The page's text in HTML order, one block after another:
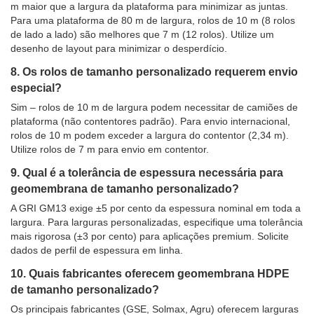
m maior que a largura da plataforma para minimizar as juntas.
Para uma plataforma de 80 m de largura, rolos de 10 m (8 rolos
de lado a lado) são melhores que 7 m (12 rolos). Utilize um
desenho de layout para minimizar o desperdício.
8. Os rolos de tamanho personalizado requerem envio
especial?
Sim – rolos de 10 m de largura podem necessitar de camiões de
plataforma (não contentores padrão). Para envio internacional,
rolos de 10 m podem exceder a largura do contentor (2,34 m).
Utilize rolos de 7 m para envio em contentor.
9. Qual é a tolerância de espessura necessária para
geomembrana de tamanho personalizado?
A GRI GM13 exige ±5 por cento da espessura nominal em toda a
largura. Para larguras personalizadas, especifique uma tolerância
mais rigorosa (±3 por cento) para aplicações premium. Solicite
dados de perfil de espessura em linha.
10. Quais fabricantes oferecem geomembrana HDPE
de tamanho personalizado?
Os principais fabricantes (GSE, Solmax, Agru) oferecem larguras